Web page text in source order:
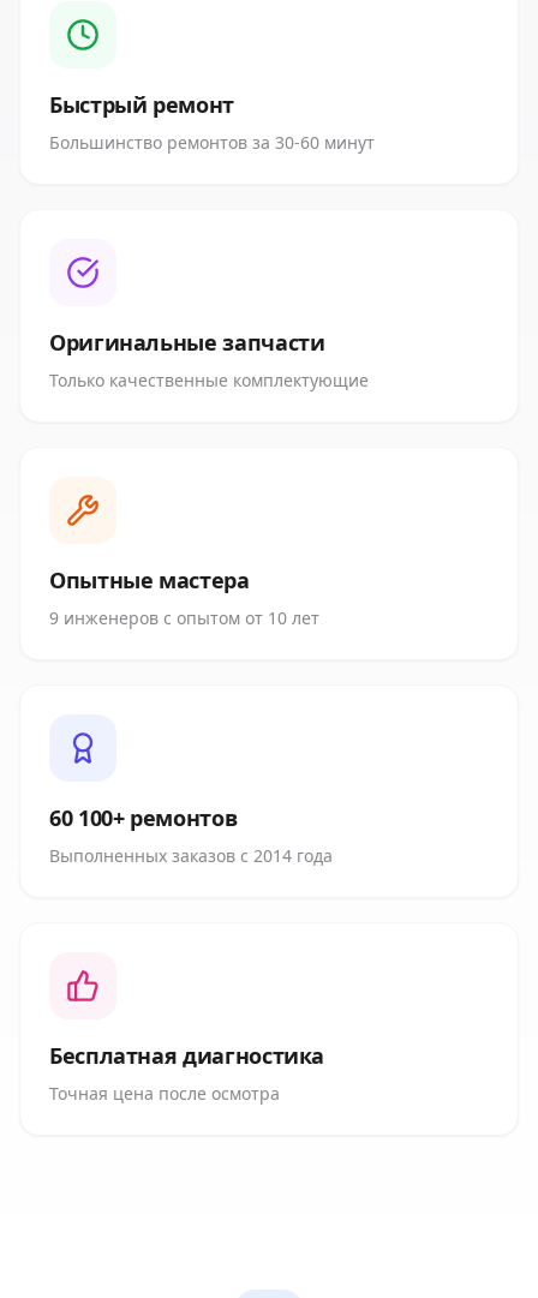
Быстрый ремонт
Большинство ремонтов за 30-60 минут
Оригинальные запчасти
Только качественные комплектующие
Опытные мастера
9 инженеров с опытом от 10 лет
60 100+ ремонтов
Выполненных заказов с 2014 года
Бесплатная диагностика
Точная цена после осмотра